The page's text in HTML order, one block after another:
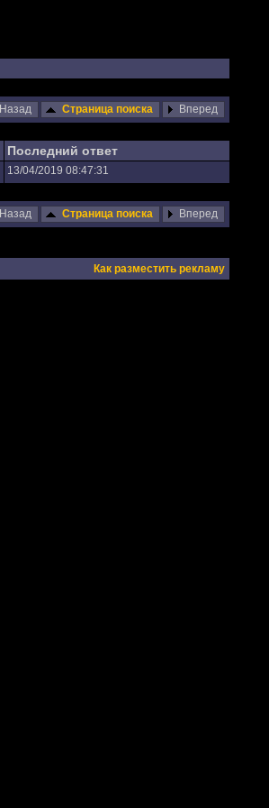
Назад Страница поиска Вперед
Последний ответ
13/04/2019 08:47:31
Назад Страница поиска Вперед
Как разместить рекламу